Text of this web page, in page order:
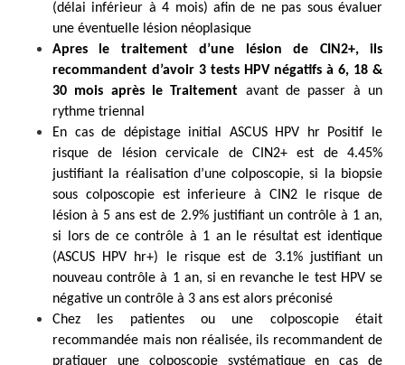
(délai inférieur à 4 mois) afin de ne pas sous évaluer
une éventuelle lésion néoplasique
Apres le traitement d’une lésion de CIN2+, ils
recommandent d’avoir 3 tests HPV négatifs à 6, 18 &
30 mois après le Traitement avant de passer à un
rythme triennal
En cas de dépistage initial ASCUS HPV hr Positif le
risque de lésion cervicale de CIN2+ est de 4.45%
justifiant la réalisation d’une colposcopie, si la biopsie
sous colposcopie est inferieure à CIN2 le risque de
lésion à 5 ans est de 2.9% justifiant un contrôle à 1 an,
si lors de ce contrôle à 1 an le résultat est identique
(ASCUS HPV hr+) le risque est de 3.1% justifiant un
nouveau contrôle à 1 an, si en revanche le test HPV se
négative un contrôle à 3 ans est alors préconisé
Chez les patientes ou une colposcopie était
recommandée mais non réalisée, ils recommandent de
pratiquer une colposcopie systématique en cas de